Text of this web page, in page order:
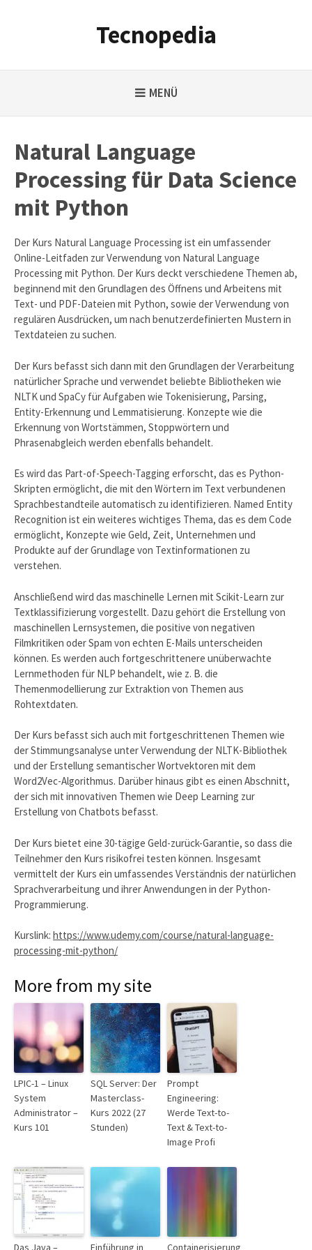
Tecnopedia
MENÜ
Natural Language
Processing für Data Science
mit Python
Der Kurs Natural Language Processing ist ein umfassender
Online-Leitfaden zur Verwendung von Natural Language
Processing mit Python. Der Kurs deckt verschiedene Themen ab,
beginnend mit den Grundlagen des Öffnens und Arbeitens mit
Text- und PDF-Dateien mit Python, sowie der Verwendung von
regulären Ausdrücken, um nach benutzerdefinierten Mustern in
Textdateien zu suchen.
Der Kurs befasst sich dann mit den Grundlagen der Verarbeitung
natürlicher Sprache und verwendet beliebte Bibliotheken wie
NLTK und SpaCy für Aufgaben wie Tokenisierung, Parsing,
Entity-Erkennung und Lemmatisierung. Konzepte wie die
Erkennung von Wortstämmen, Stoppwörtern und
Phrasenabgleich werden ebenfalls behandelt.
Es wird das Part-of-Speech-Tagging erforscht, das es Python-
Skripten ermöglicht, die mit den Wörtern im Text verbundenen
Sprachbestandteile automatisch zu identifizieren. Named Entity
Recognition ist ein weiteres wichtiges Thema, das es dem Code
ermöglicht, Konzepte wie Geld, Zeit, Unternehmen und
Produkte auf der Grundlage von Textinformationen zu
verstehen.
Anschließend wird das maschinelle Lernen mit Scikit-Learn zur
Textklassifizierung vorgestellt. Dazu gehört die Erstellung von
maschinellen Lernsystemen, die positive von negativen
Filmkritiken oder Spam von echten E-Mails unterscheiden
können. Es werden auch fortgeschrittenere unüberwachte
Lernmethoden für NLP behandelt, wie z. B. die
Themenmodellierung zur Extraktion von Themen aus
Rohtextdaten.
Der Kurs befasst sich auch mit fortgeschrittenen Themen wie
der Stimmungsanalyse unter Verwendung der NLTK-Bibliothek
und der Erstellung semantischer Wortvektoren mit dem
Word2Vec-Algorithmus. Darüber hinaus gibt es einen Abschnitt,
der sich mit innovativen Themen wie Deep Learning zur
Erstellung von Chatbots befasst.
Der Kurs bietet eine 30-tägige Geld-zurück-Garantie, so dass die
Teilnehmer den Kurs risikofrei testen können. Insgesamt
vermittelt der Kurs ein umfassendes Verständnis der natürlichen
Sprachverarbeitung und ihrer Anwendungen in der Python-
Programmierung.
Kurslink: https://www.udemy.com/course/natural-language-
processing-mit-python/
More from my site
LPIC-1 – Linux
System
Administrator –
Kurs 101
SQL Server: Der
Masterclass-
Kurs 2022 (27
Stunden)
Prompt
Engineering:
Werde Text-to-
Text & Text-to-
Image Profi
Das Java – Einführung in Containerisierung